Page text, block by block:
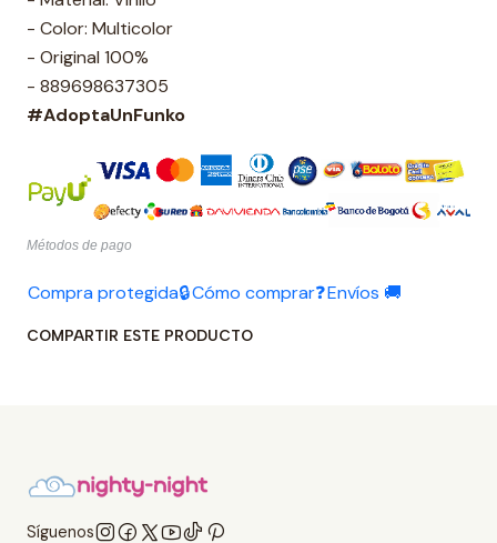
- Color: Multicolor
- Original 100%
- 889698637305
#AdoptaUnFunko
Métodos de pago
Compra protegida🔒Cómo comprar❓Envíos 🚚
COMPARTIR ESTE PRODUCTO
Síguenos